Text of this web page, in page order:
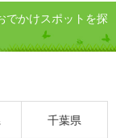
でかけスポットを探
千葉県